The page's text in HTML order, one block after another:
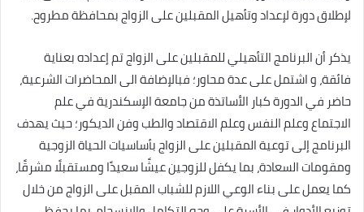
لإطلاق دورة لإعداد وتأهيل المقبلين على الزواج بمحافظة مطروح.
يذكر أن البرنامج التأهيلي للمقبلين على الزواج تم إعداده بعناية
فائقة، و اشتمل على عدة محاور؛ فبالإضافة الى المحاضرات الشرعية،
حاضر في الدورة كبار الأساتذة من جامعة الإسكندرية في علم
الاجتماع وعلم النفس وعلم الاقتصاد والطب وفن الديكور؛ حيث يهدف
البرنامج إلى توعية المقبلين على الزواج بأساسيات الحياة الزوجية
ومقومات السعادة، بما يكفل للزوجين عيشًا سعيدًا ومستقبلًا مشرقًا،
كما يعمل على بناء الوعي اللازم للشباب المقبل على الزواج من خلال